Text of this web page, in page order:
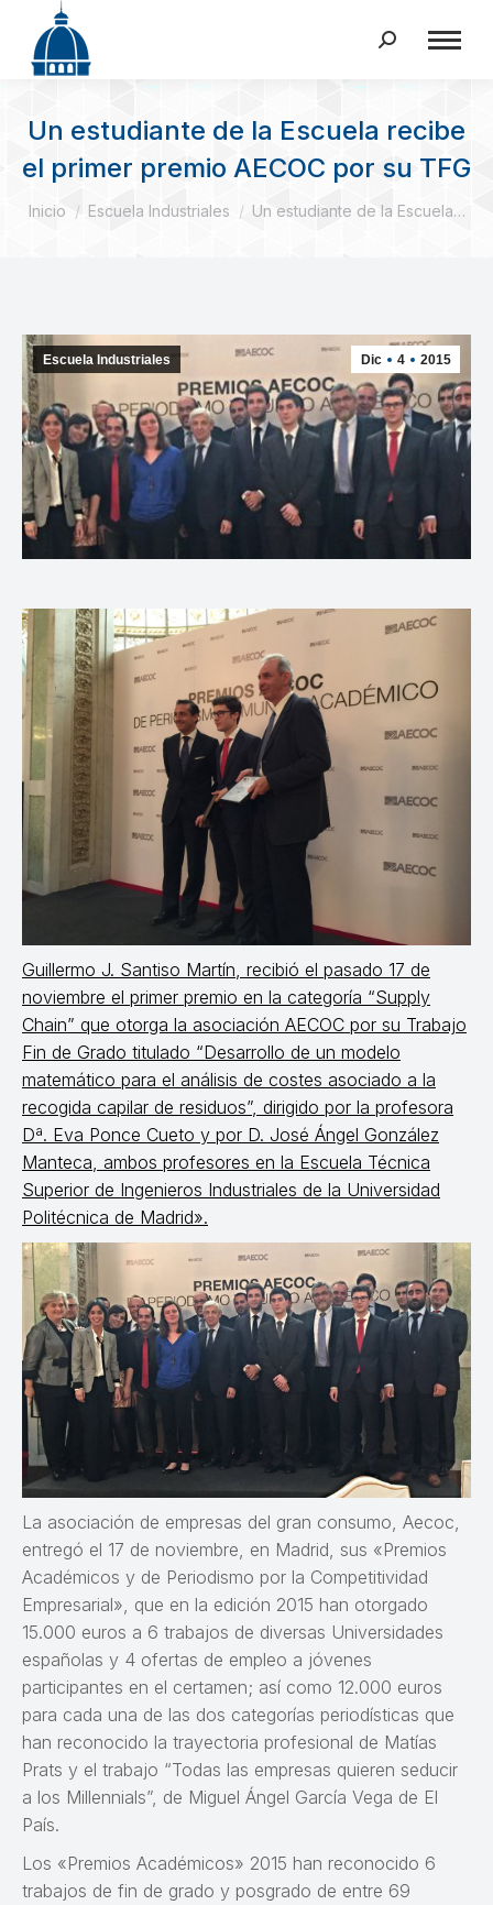
Buscar:
Un estudiante de la Escuela recibe
el primer premio AECOC por su TFG
Estás aquí:
Inicio Escuela Industriales Un estudiante de la Escuela…
Dic 4 2015
Escuela Industriales
Guillermo J. Santiso Martín, recibió el pasado 17 de
noviembre el primer premio en la categoría “Supply
Chain” que otorga la asociación AECOC por su Trabajo
Fin de Grado titulado “Desarrollo de un modelo
matemático para el análisis de costes asociado a la
recogida capilar de residuos”, dirigido por la profesora
Dª. Eva Ponce Cueto y por D. José Ángel González
Manteca, ambos profesores en la Escuela Técnica
Superior de Ingenieros Industriales de la Universidad
Politécnica de Madrid».
La asociación de empresas del gran consumo, Aecoc,
entregó el 17 de noviembre, en Madrid, sus «Premios
Académicos y de Periodismo por la Competitividad
Empresarial», que en la edición 2015 han otorgado
15.000 euros a 6 trabajos de diversas Universidades
españolas y 4 ofertas de empleo a jóvenes
participantes en el certamen; así como 12.000 euros
para cada una de las dos categorías periodísticas que
han reconocido la trayectoria profesional de Matías
Prats y el trabajo “Todas las empresas quieren seducir
a los Millennials”, de Miguel Ángel García Vega de El
País.
Los «Premios Académicos» 2015 han reconocido 6
trabajos de fin de grado y posgrado de entre 69